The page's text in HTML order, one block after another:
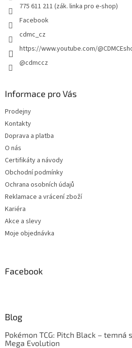
775 611 211 (zák. linka pro e-shop)
Facebook
cdmc_cz
https://www.youtube.com/
@cdmccz
Informace pro Vás
Prodejny
Kontakty
Doprava a platba
O nás
Certifikáty a návody
Obchodní podmínky
Ochrana osobních údajů
Reklamace a vrácení zboží
Kariéra
Akce a slevy
Moje objednávka
Facebook
Blog
Pokémon TCG: Pitch Black – temná
Mega Evolution